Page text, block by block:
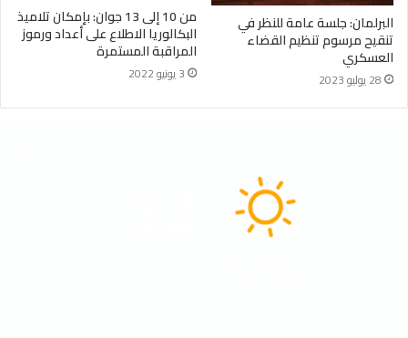
البرلمان: جلسة عامة للنظر في
تنقيح مرسوم تنظيم القضاء
العسكري
28 يوليو 2023
من 10 إلى 13 جوان: بإمكان تلاميذ
البكالوريا الاطلاع على أعداد ورموز
المراقبة المستمرة
3 يونيو 2022